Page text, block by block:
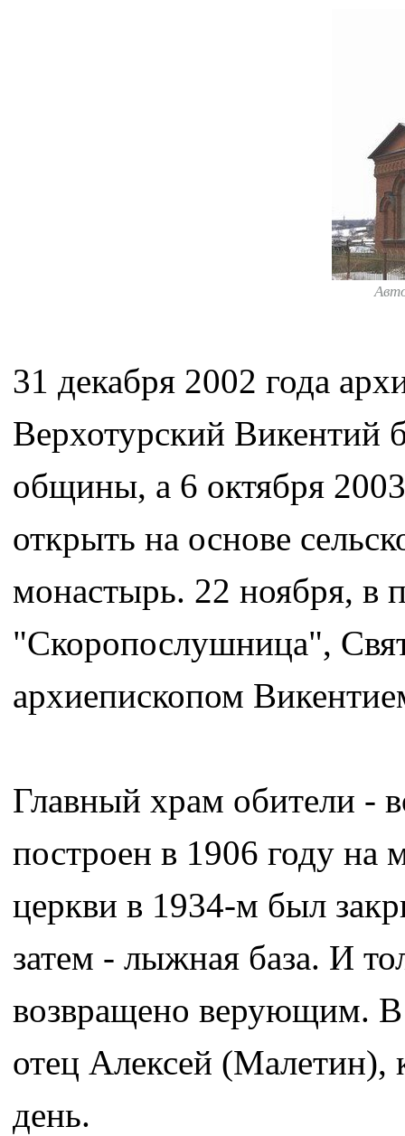
31 декабря 2002 года
Верхотурский Викентий
общины, а 6 октября
открыть на основе
монастырь. 22 ноября, в
"Скоропослушница",
архиепископом
Главный храм обители -
построен в 1906 году на
церкви в 1934-м был
затем - лыжная база. И
возвращено верующим. В
отец Алексей (Малетин),
день.